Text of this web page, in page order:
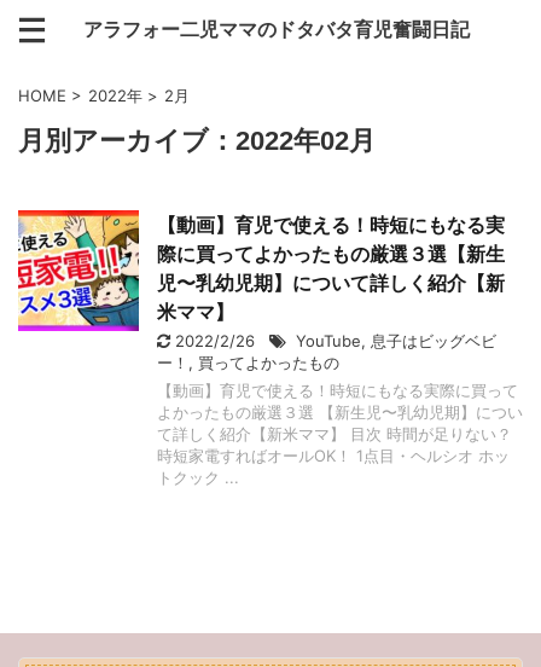
アラフォー二児ママのドタバタ育児奮闘日記
HOME > 2022年 > 2月
月別アーカイブ：2022年02月
【動画】育児で使える！時短にもなる実
際に買ってよかったもの厳選３選【新生
児〜乳幼児期】について詳しく紹介【新
米ママ】
2022/2/26 YouTube, 息子はビッグベビ
ー！ , 買ってよかったもの
【動画】育児で使える！時短にもなる実際に買って
よかったもの厳選３選 【新生児〜乳幼児期】につい
て詳しく紹介【新米ママ】 目次 時間が足りない？
時短家電すればオールOK！ 1点目・ヘルシオ ホッ
トクック ...